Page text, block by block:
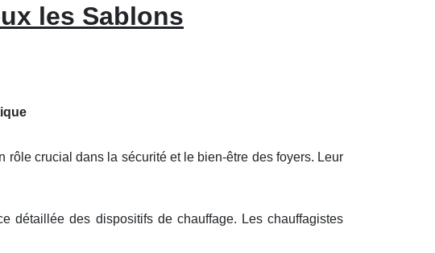
les Sablons
crucial dans la sécurité et le bien-être des foyers. Leur
détaillée des dispositifs de chauffage. Les chauffagistes